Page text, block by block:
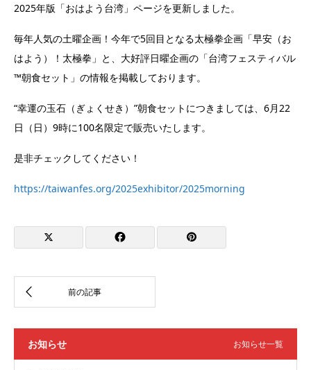
2025年版「おはよう台湾」ページを更新しました。
毎年人気の土曜企画！今年で5回目となる太極拳企画「早安（お
はよう）！太極拳」と、大好評日曜企画の「台湾フェスティバル
™朝食セット」の情報を掲載しております。
“幸運の玉石（ぎょくせき）”朝食セットにつきましては、6月22
日（日）9時に100名限定で販売いたします。
是非チェックしてください！
https://taiwanfes.org/2025exhibitor/2025morning
お知らせ お知らせ一覧